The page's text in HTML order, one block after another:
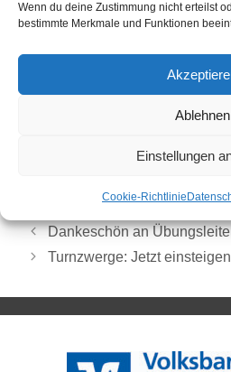
Wenn du deine Zustimmung nicht erteilst
bestimmte Merkmale und Funktionen
Ablehnen
Einstellungen
Cookie-Richtlinie
Dankeschön an
Turnzwerge: Jetzt einsteigen